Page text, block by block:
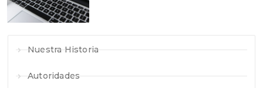
Nuestra Historia
Autoridades